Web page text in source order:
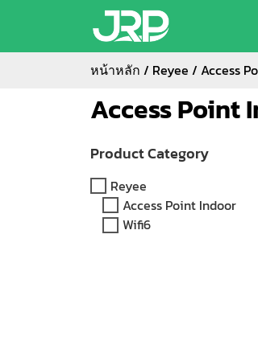
หน้าหลัก / Reyee / Access
Access Point
Product Category
Reyee
Access Point Indoor
Wifi6